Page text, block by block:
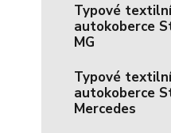
Typové textilní
autokoberce
MG
Typové textilní
autokoberce
Mercedes